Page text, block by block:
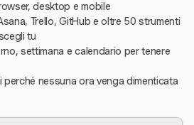
desktop e mobile
Trello, GitHub e oltre 50 strumenti
tu
settimana e calendario per tenere
perché nessuna ora venga dimenticata